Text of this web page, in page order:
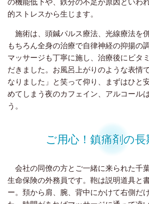
的ストレスから生じます。
施術は、頭鍼パルス療法、光線療法を
もちろん全身の治療で自律神経の抑揚の
マッサージも丁寧に施し、治療後にビタ
だきました。お風呂上がりのような表情
なりました」と笑って仰り、まずはひと
めてしまう夜のカフェイン、アルコール
う。
ご用心！鎮痛剤の長
会社の同僚の方とご一緒に来られた千
生命保険の外務員です。鞄は説明道具と
ー。頚から肩、腕、背中にかけて右側だ